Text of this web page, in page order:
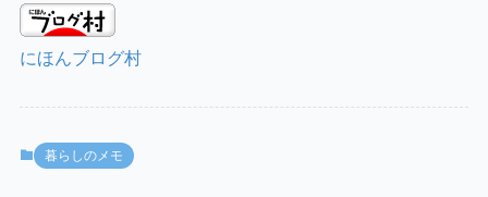
にほんブログ村
暮らしのメモ